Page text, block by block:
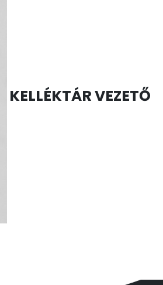
KELLÉKTÁR VEZETŐ